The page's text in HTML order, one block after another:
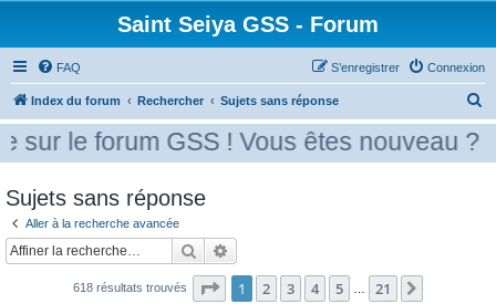
Saint Seiya GSS - Forum
FAQ Connexion
S’enregistrer
Index du forum Rechercher Sujets sans réponse
e
le forum GSS ! Vous êtes nouveau ?
Sujets sans réponse
Aller à la recherche avancée
Rechercher
618 résultats trouvés Page 1sur21
1 2 3 4 5 21